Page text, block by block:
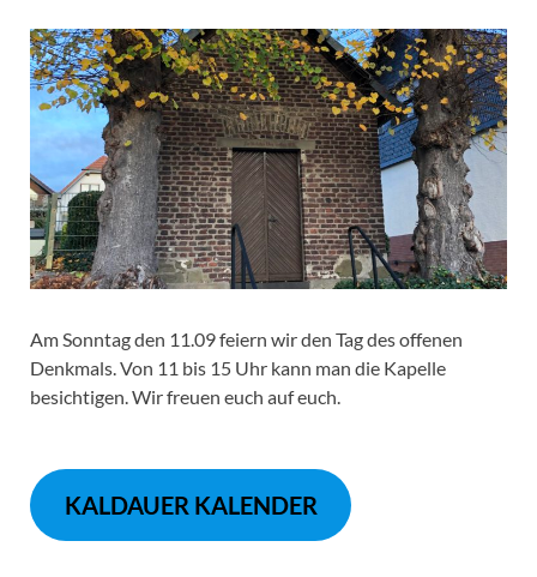
Am Sonntag den 11.09 feiern wir den Tag des offenen
Denkmals. Von 11 bis 15 Uhr kann man die Kapelle
besichtigen. Wir freuen euch auf euch.
KALDAUER KALENDER